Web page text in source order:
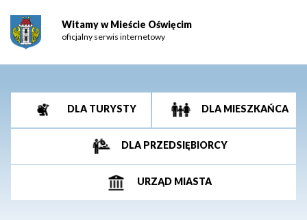
Witamy w Mieście Oświęcim
oficjalny serwis internetowy
DLA TURYSTY DLA MIESZKAŃCA
DLA PRZEDSIĘBIORCY
URZĄD MIASTA